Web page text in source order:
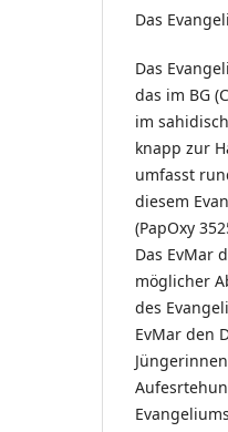
Das
Das
das im BG
im
knapp zur
umfasst
diesem
(PapOxy
Das EvMar
möglicher
des
EvMar den